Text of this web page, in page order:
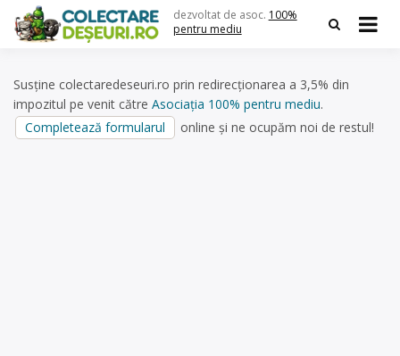
content
dezvoltat de asoc. 100%
pentru mediu
Susține colectaredeseuri.ro prin redirecționarea a 3,5% din
impozitul pe venit către Asociația 100% pentru mediu.
Completează formularul
online și ne ocupăm noi de restul!